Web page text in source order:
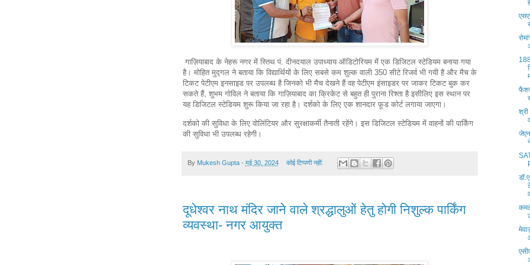
गाज़ियाबाद के नेहरू नगर में स्तिथ पं. दीनदयाल उपाध्याय ऑडिटोरियम में एक डिजिटल स्टेडियम बनाया गया
है। मोहित मुद्गल ने बताया कि विद्यार्थियों के लिए सबसे कम शुल्क वाली 350 सीटे रिजर्व भी गयी है और मैच के
टिकट पेटीएम इनसाइड पर उपलब्ध है जिनको भी मैच देखने हैं वह पेटीएम इंसाइडर पर जाकर टिकट बुक कर
सकते हैं, शुभम गोविल ने बताया कि गाज़ियाबाद का क्रिकेट से बहुत ही पुराना रिश्ता है इसीलिए इस स्थान पर
यह डिजिटल स्टेडियम शुरू किया जा रहा है। दर्शको के लिए एक शानदार फ़ूड कोर्ट लगाया जाएगा।
दर्शको की सुविधा के लिए वोलिंटियर और सुरक्षाकर्मी तैनाती रहेंगे। इस डिजिटल स्टेडियम में वाहनों की पार्किंग
की सुविधा भी उपलब्ध रहेगी।
By Mukesh Gupta - मई 30, 2024 कोई टिप्पणी नहीं:
दूधेश्वर नाथ मंदिर जाने वाले श्रद्धालुओं हेतु होगी निशुल्क पार्किंग
व्यवस्था- नगर आयुक्त
श्री